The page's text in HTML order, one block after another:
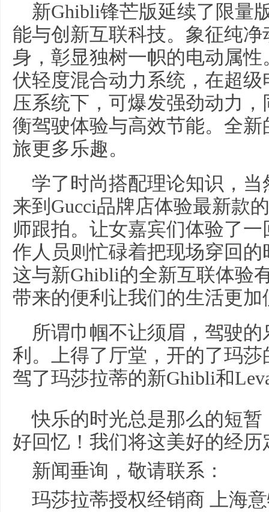
新Ghibli锋芒版延续了限量
能与创新互联科技。象征纯
身，彰显独树一帜的电动属
伏轻度混合动力系统，在超
压系统下，可爆发强劲动力
衡驾驶体验与高效节能。全
旅更多乐趣。
学了时尚搭配理论知识，
来到Gucci品牌店体验最新款
师跟拍。让女嘉宾们体验了
作人员则忙碌着把现场穿回
这与新Ghibli的全新互联体验
带来的便利让我们的生活更加
所谓巾帼不让须眉，驾驶
利。上得了厅堂，开的了玛
驾了玛莎拉蒂的新Ghibli和
快乐的时光总是那么的短
好回忆！我们将这美好的经
新闻垂询，敬请联系：
玛莎拉蒂授权经销商 上海